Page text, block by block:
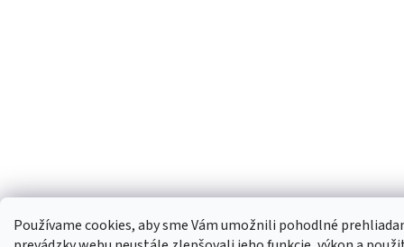
Používame cookies, aby sme Vám umožnili pohodlné